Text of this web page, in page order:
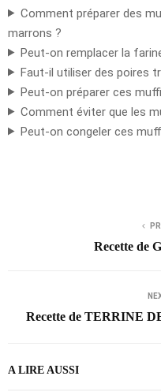
Comment préparer des
marrons ?
Peut-on remplacer la
Faut-il utiliser des poires
Peut-on préparer ces
Comment éviter que les
Peut-on congeler ces
Recette de
Recette de TERRINE
A LIRE AUSSI